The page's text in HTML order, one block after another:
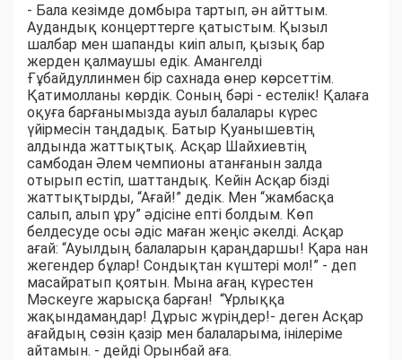
- Бала кезімде домбыра тартып, ән айттым.
Аудандық концерттерге қатыстым. Қызыл
шалбар мен шапанды киіп алып, қызық бар
жерден қалмаушы едік. Амангелді
Ғұбайдуллинмен бір сахнада өнер көрсеттім.
Қатимолланы көрдік. Соның бәрі - естелік! Қалаға
оқуға барғанымызда ауыл балалары күрес
үйірмесін таңдадық. Батыр Қуанышевтің
алдында жаттықтық. Асқар Шайхиевтің
самбодан Әлем чемпионы атанғанын залда
отырып естіп, шаттандық. Кейін Асқар бізді
жаттықтырды, “Ағай!” дедік. Мен “жамбасқа
салып, алып ұру” әдісіне епті болдым. Көп
белдесуде осы әдіс маған жеңіс әкелді. Асқар
ағай: “Ауылдың балаларын қараңдаршы! Қара нан
жегендер бұлар! Сондықтан күштері мол!” - деп
масайратып қоятын. Мына ағаң күрестен
Мәскеуге жарысқа барған! “Ұрлыққа
жақындамаңдар! Дұрыс жүріңдер!- деген Асқар
ағайдың сөзін қазір мен балаларыма, інілеріме
айтамын. - дейді Орынбай аға.